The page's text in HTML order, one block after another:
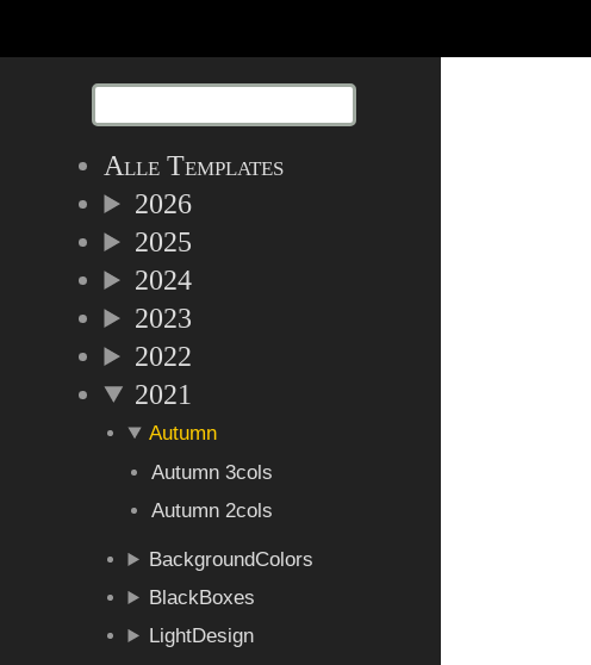
Alle Templates
2026
2025
2024
2023
2022
2021
Autumn
Autumn 3cols
Autumn 2cols
BackgroundColors
BlackBoxes
LightDesign